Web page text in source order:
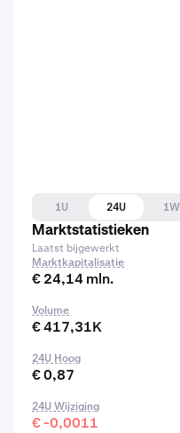
1U 24U 1W
Marktstatistieken
Laatst bijgewerkt
Marktkapitalisatie
€ 24,14 mln.
Volume
€ 417,31K
24U Hoog
€ 0,87
24U Wijziging
€ -0,0011